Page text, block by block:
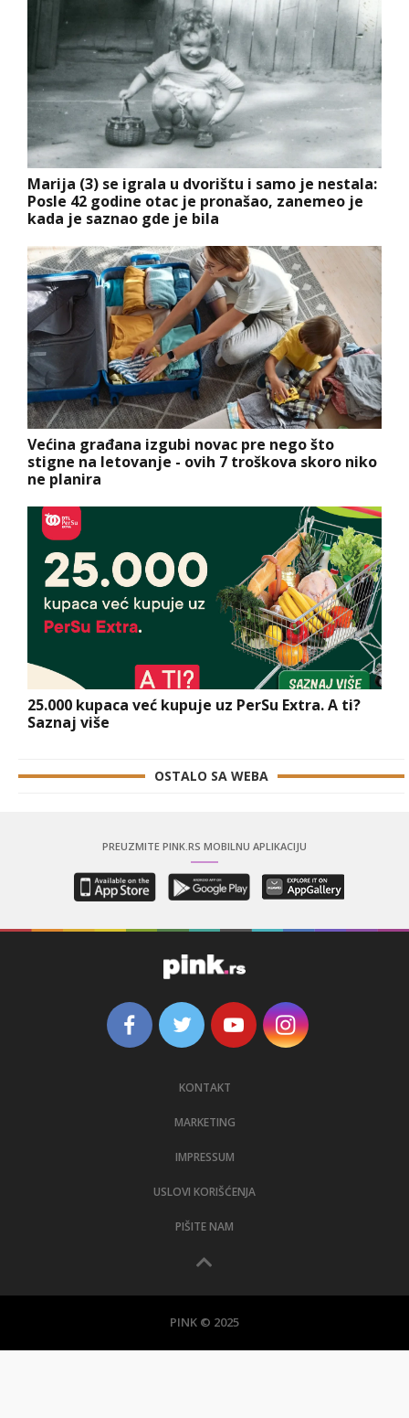
Marija (3) se igrala u dvorištu i samo je nestala:
Posle 42 godine otac je pronašao, zanemeo je
kada je saznao gde je bila
Većina građana izgubi novac pre nego što
stigne na letovanje - ovih 7 troškova skoro niko
ne planira
25.000 kupaca već kupuje uz PerSu Extra. A ti?
Saznaj više
OSTALO SA WEBA
PREUZMITE PINK.RS MOBILNU APLIKACIJU
KONTAKT
MARKETING
IMPRESSUM
USLOVI KORIŠĆENJA
PIŠITE NAM
PINK © 2025